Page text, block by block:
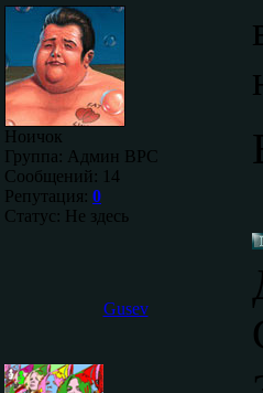
Ноичок
Группа: Админ ВРС
Сообщений: 14
Репутация: 0
Статус: Не здесь
Gusev